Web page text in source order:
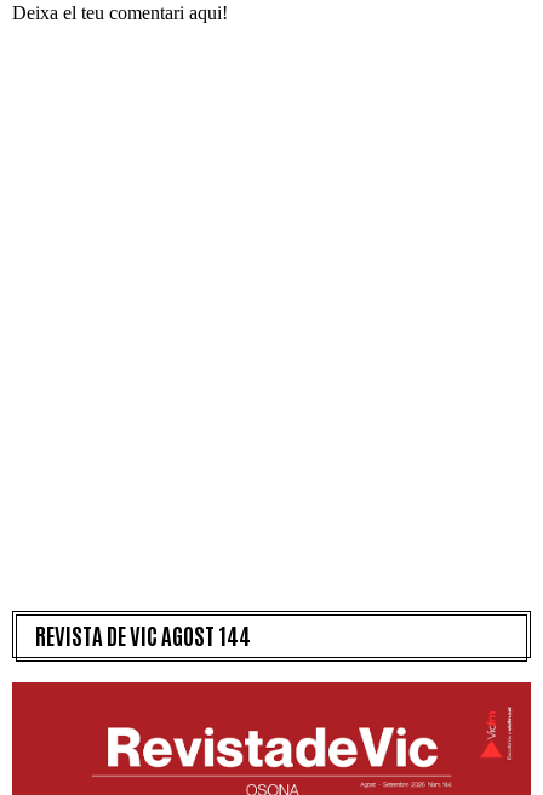
Deixa el teu comentari aqui!
REVISTA DE VIC AGOST 144